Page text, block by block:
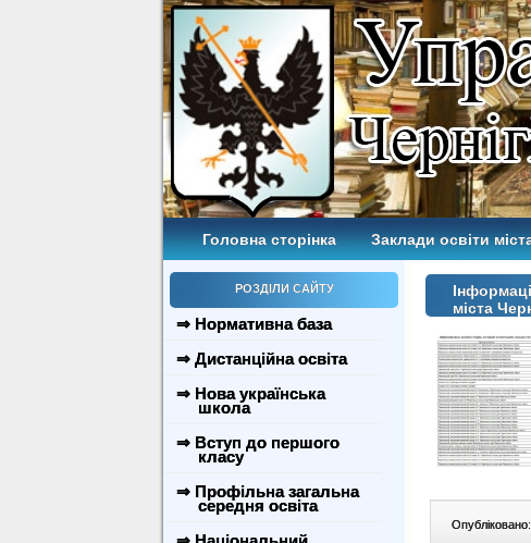
Головна сторінка Заклади освіти
РОЗДІЛИ САЙТУ
⇒ Нормативна база
⇒ Дистанційна освіта
⇒ Нова українська
школа
⇒ Вступ до першого
класу
⇒ Профільна загальна
середня освіта
міста